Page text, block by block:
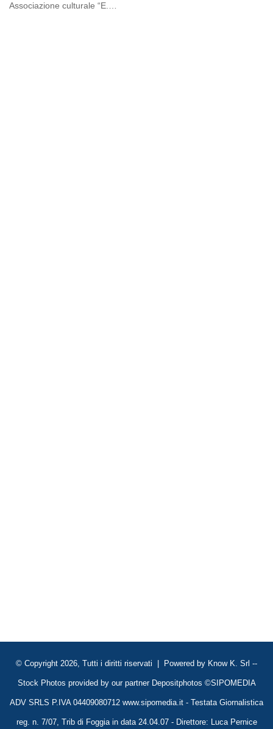
Associazione culturale “E.…
© Copyright 2026, Tutti i diritti riservati | Powered by Know K. Srl --
Stock Photos provided by our partner Depositphotos ©SIPOMEDIA
ADV SRLS P.IVA 04409080712 www.sipomedia.it - Testata Giornalistica
reg. n. 7/07, Trib di Foggia in data 24.04.07 - Direttore: Luca Pernice